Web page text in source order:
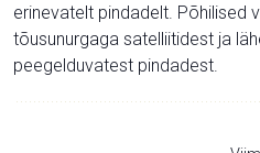
erinevatelt pindadelt. Põhilised
tõusunurgaga satelliitidest ja
peegelduvatest pindadest.